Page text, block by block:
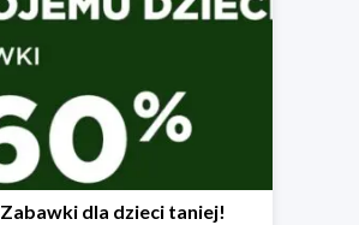
Zabawki dla dzieci taniej!